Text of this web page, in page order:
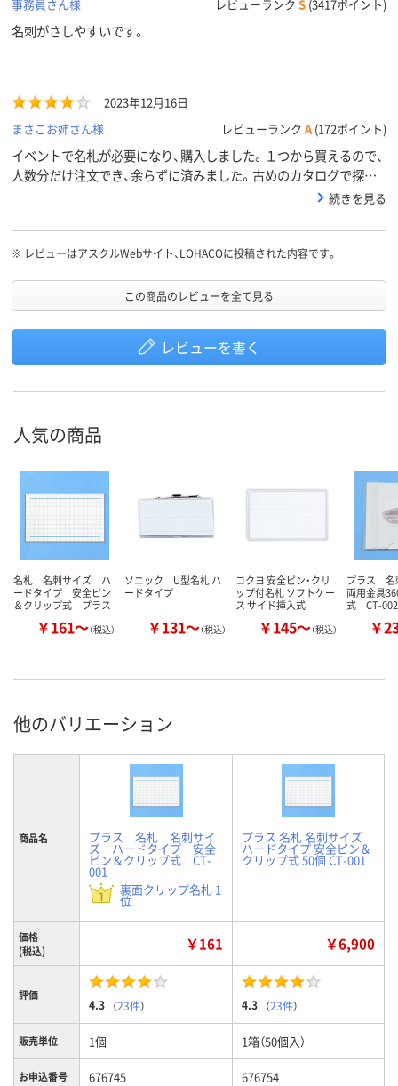
事務員さん様
レビューランク S (3417ポイント)
名刺がさしやすいです。
2023年12月16日
まさこお姉さん様
レビューランク A (172ポイント)
イベントで名札が必要になり、購入しました。１つから買えるので、
人数分だけ注文でき、余らずに済みました。古めのカタログで探し
続きを見る
※ レビューはアスクルWebサイト、LOHACOに投稿された内容です。
この商品のレビューを全て見る
レビューを書く
人気の商品
名札 名刺サイズ ハ
ードタイプ 安全ピン
＆クリップ式 プラス
￥161～（税込）
ソニック U型名札 ハ
ードタイプ
￥131～（税込）
コクヨ 安全ピン・クリ
ップ付名札 ソフトケー
ス サイド挿入式
￥145～（税込）
プラス
両用金具
式 CT-002
￥
他のバリエーション
商品名 プラス 名札 名刺サイ
ズ ハードタイプ 安全
ピン＆クリップ式 CT-
001
裏面クリップ名札 1
位
プラス 名札 名刺サイズ
ハードタイプ 安全ピン＆
クリップ式 50個 CT-001
価格
(税込)
￥161 ￥6,900
評価
4.3 （23件） 4.3 （23件）
販売単位 1個 1箱（50個入）
お申込番号 676745 676754